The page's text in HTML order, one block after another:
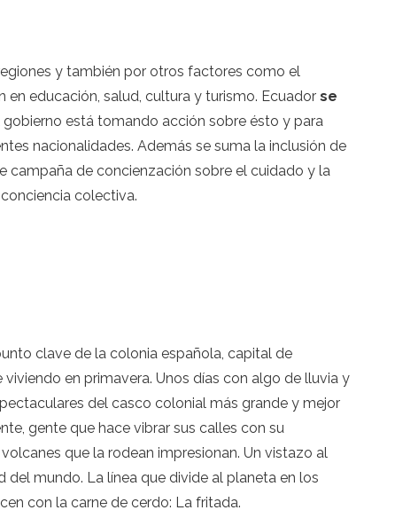
y también por otros factores como el
educación, salud, cultura y turismo. Ecuador se
gobierno está tomando acción sobre ésto y para
nacionalidades. Además se suma la inclusión de
campaña de concienzación sobre el cuidado y la
colectiva.
clave de la colonia española, capital de
en primavera. Unos días con algo de lluvia y
del casco colonial más grande y mejor
gente que hace vibrar sus calles con su
que la rodean impresionan. Un vistazo al
mundo. La línea que divide al planeta en los
con la carne de cerdo: La fritada.